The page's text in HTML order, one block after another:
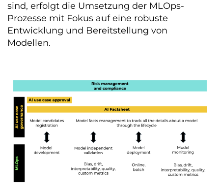
sind, erfolgt die Umsetzung der MLOps-
Prozesse mit Fokus auf eine robuste
Entwicklung und Bereitstellung von
Modellen.